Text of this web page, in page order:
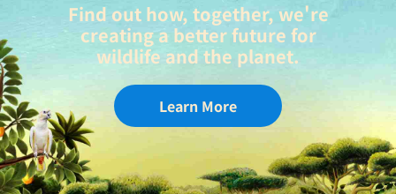
Find out how, together, we're
creating a better future for
wildlife and the planet.
Learn More